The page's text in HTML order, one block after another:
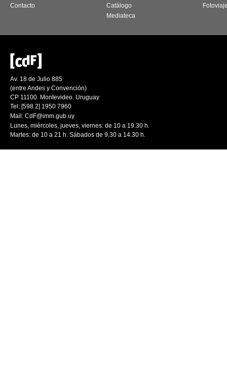
Contacto
Catálogo
Mediateca
Av. 18 de Julio 885
(entre Andes y Convención)
CP 11100. Montevideo. Uruguay
Tel: [598 2] 1950 7960
Mail: CdF@imm.gub.uy
Lunes, miércoles, jueves, viernes: de 10 a 19.30 h.
Martes: de 10 a 21 h. Sábados de 9.30 a 14.30 h.